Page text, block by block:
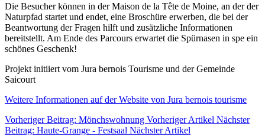
Die Besucher können in der Maison de la Tête de Moine, an der der
Naturpfad startet und endet, eine Broschüre erwerben, die bei der
Beantwortung der Fragen hilft und zusätzliche Informationen
bereitstellt. Am Ende des Parcours erwartet die Spürnasen in spe ein
schönes Geschenk!
Projekt initiiert vom Jura bernois Tourisme und der Gemeinde
Saicourt
Weitere Informationen auf der Website von Jura bernois tourisme
Vorheriger Beitrag: Mönchswohnung Vorheriger Artikel Nächster
Beitrag: Haute-Grange - Festsaal Nächster Artikel